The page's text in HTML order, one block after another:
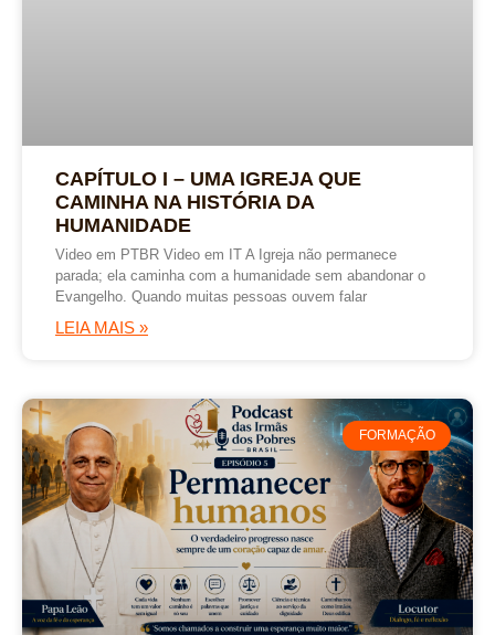
CAPÍTULO I – UMA IGREJA QUE
CAMINHA NA HISTÓRIA DA
HUMANIDADE
Video em PTBR Video em IT A Igreja não permanece
parada; ela caminha com a humanidade sem abandonar o
Evangelho. Quando muitas pessoas ouvem falar
LEIA MAIS »
FORMAÇÃO